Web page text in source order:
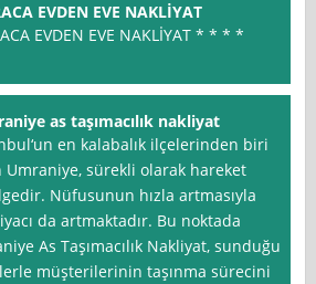
EVDEN EVE NAKLİYAT
EVDEN EVE NAKLİYAT * * * *
as taşımacılık nakliyat
en kalabalık ilçelerinden biri
Umraniye, sürekli olarak hareket
Nüfusunun hızla artmasıyla
da artmaktadır. Bu noktada
As Taşımacılık Nakliyat, sunduğu
müşterilerinin taşınma sürecini